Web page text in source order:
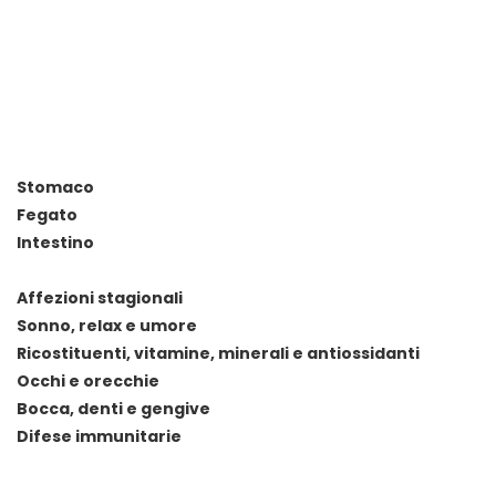
Stomaco
Fegato
Intestino
Affezioni stagionali
Sonno, relax e umore
Ricostituenti, vitamine, minerali e antiossidanti
Occhi e orecchie
Bocca, denti e gengive
Difese immunitarie